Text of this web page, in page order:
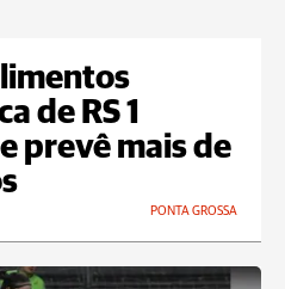
de RS 1
prevê mais de
PONTA GROSSA